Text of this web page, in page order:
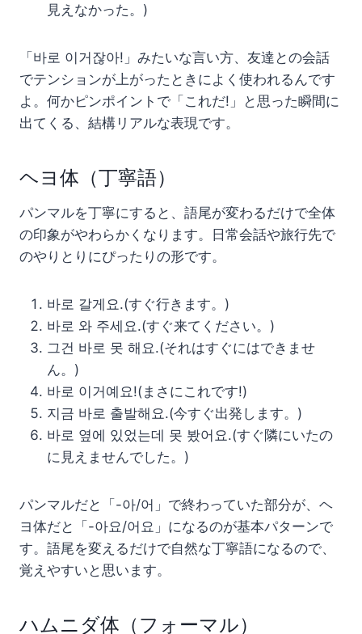
見えなかった。)
「바로 이거잖아!」みたいな言い方、友達との会話
でテンションが上がったときによく使われるんです
よ。何かピンポイントで「これだ!」と思った瞬間に
出てくる、結構リアルな表現です。
ヘヨ体（丁寧語）
パンマルを丁寧にすると、語尾が変わるだけで全体
の印象がやわらかくなります。日常会話や旅行先で
のやりとりにぴったりの形です。
바로 갈게요.(すぐ行きます。)
바로 와 주세요.(すぐ来てください。)
그건 바로 못 해요.(それはすぐにはできませ
ん。)
바로 이거예요!(まさにこれです!)
지금 바로 출발해요.(今すぐ出発します。)
바로 옆에 있었는데 못 봤어요.(すぐ隣にいたの
に見えませんでした。)
パンマルだと「-아/어」で終わっていた部分が、ヘ
ヨ体だと「-아요/어요」になるのが基本パターンで
す。語尾を変えるだけで自然な丁寧語になるので、
覚えやすいと思います。
ハムニダ体（フォーマル）